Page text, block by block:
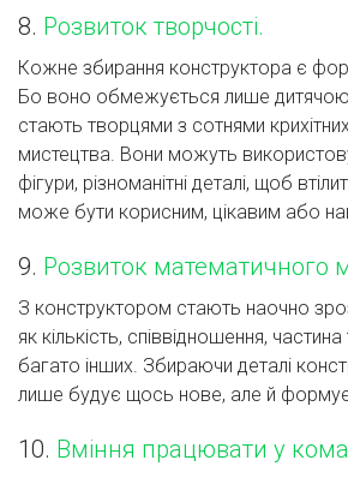
8. Розвиток творчості.
Кожне збирання конструктора є
Бо воно обмежується лише
стають творцями з сотнями
мистецтва. Вони можуть
фігури, різноманітні деталі, щоб
може бути корисним, цікавим або
9. Розвиток математичного
З конструктором стають наочно
як кількість, співвідношення,
багато інших. Збираючи деталі
лише будує щось нове, але й
10. Вміння працювати у